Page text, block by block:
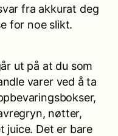
fra akkurat deg
for noe slikt.
ut på at du som
varer ved å ta
nøtter,
juice. Det er bare